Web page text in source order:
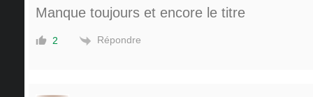
Manque toujours et encore le titre
2 Répondre